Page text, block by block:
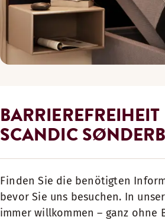
SCANDIC
Finden Sie die benötigten
bevor Sie uns besuchen. In
immer willkommen – ganz ohne